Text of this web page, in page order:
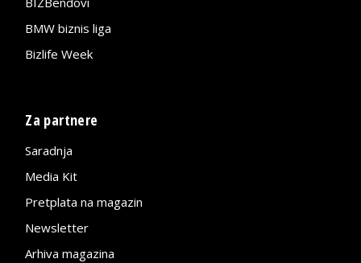
BMW biznis liga
Bizlife Week
Za partnere
Saradnja
Media Kit
Pretplata na magazin
Newsletter
Arhiva magazina